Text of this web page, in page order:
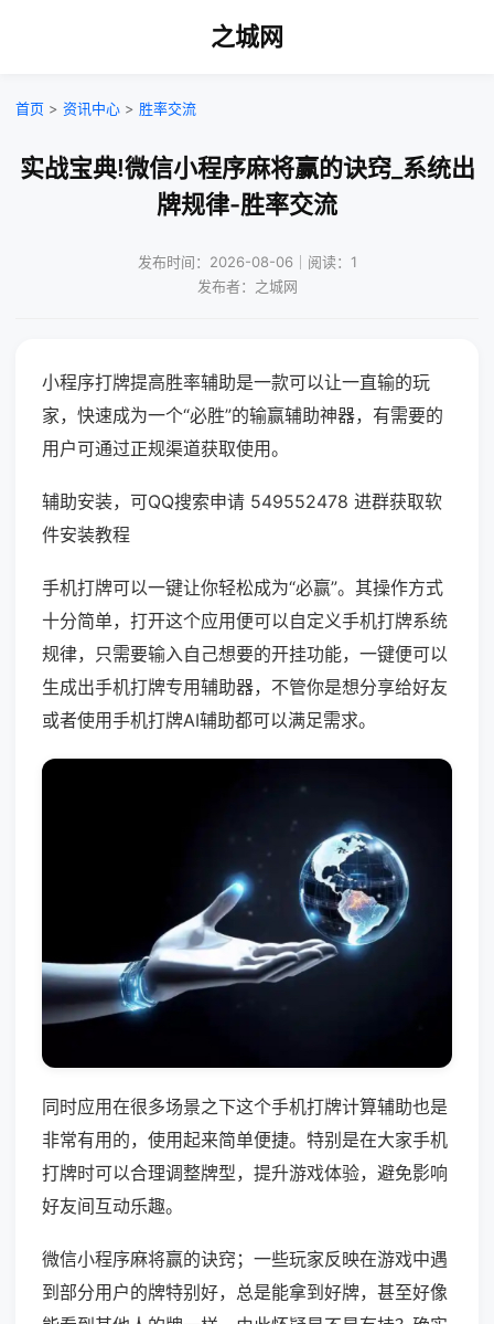
之城网
首页 > 资讯中心 > 胜率交流
实战宝典!微信小程序麻将赢的诀窍_系统出
牌规律-胜率交流
发布时间：2026-08-06｜阅读：1
发布者：之城网
小程序打牌提高胜率辅助是一款可以让一直输的玩
家，快速成为一个“必胜”的输赢辅助神器，有需要的
用户可通过正规渠道获取使用。
辅助安装，可QQ搜索申请 549552478 进群获取软
件安装教程
手机打牌可以一键让你轻松成为“必赢”。其操作方式
十分简单，打开这个应用便可以自定义手机打牌系统
规律，只需要输入自己想要的开挂功能，一键便可以
生成出手机打牌专用辅助器，不管你是想分享给好友
或者使用手机打牌AI辅助都可以满足需求。
同时应用在很多场景之下这个手机打牌计算辅助也是
非常有用的，使用起来简单便捷。特别是在大家手机
打牌时可以合理调整牌型，提升游戏体验，避免影响
好友间互动乐趣。
微信小程序麻将赢的诀窍；一些玩家反映在游戏中遇
到部分用户的牌特别好，总是能拿到好牌，甚至好像